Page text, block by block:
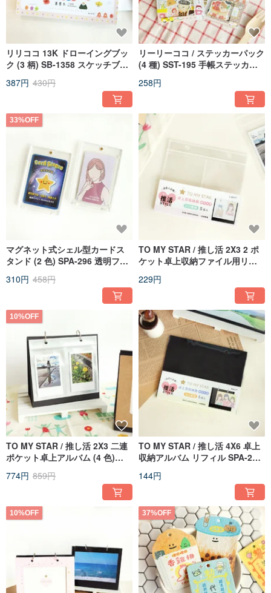
リリココ 13K ドローイングブッ
ク (3 柄) SB-1358 スケッチブッ
387円 430円
リーリーココ / ステッカーパック
(4 種) SST-195 手帳ステッカー
258円
33%OFF
マグネット式シェル型カードス
タンド (2 色) SPA-296 透明フォ
し活 記念
310円 458円
TO MY STAR / 推し活 2X3 2 ポ
ケット卓上収納ファイル用リフ
229円
10%OFF
TO MY STAR / 推し活 2X3 二連
ポケット卓上アルバム (4 色)
774円 859円
TO MY STAR / 推し活 4X6 卓上
収納アルバム リフィル SPA-293
144円
10%OFF 37%OFF